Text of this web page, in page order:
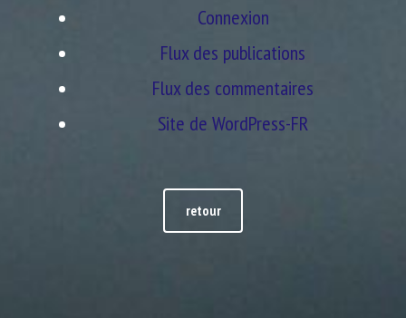
Connexion
Flux des publications
Flux des commentaires
Site de WordPress-FR
retour